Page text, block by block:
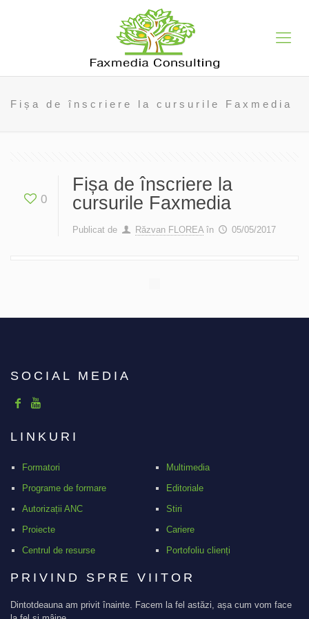
Fișa de înscriere la cursurile Faxmedia
0
Fișa de înscriere la
cursurile Faxmedia
Publicat de Răzvan FLOREA în 05/05/2017
SOCIAL MEDIA
LINKURI
Formatori
Programe de formare
Autorizații ANC
Proiecte
Centrul de resurse
Multimedia
Editoriale
Stiri
Cariere
Portofoliu clienți
PRIVIND SPRE VIITOR
Dintotdeauna am privit înainte. Facem la fel astăzi, așa cum vom face